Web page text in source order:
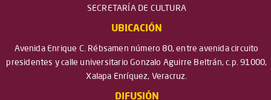
SECRETARÍA DE CULTURA
UBICACIÓN
Avenida Enrique C. Rébsamen número 80, entre avenida circuito
presidentes y calle universitario Gonzalo Aguirre Beltrán, c.p. 91000,
Xalapa Enríquez, Veracruz.
DIFUSIÓN